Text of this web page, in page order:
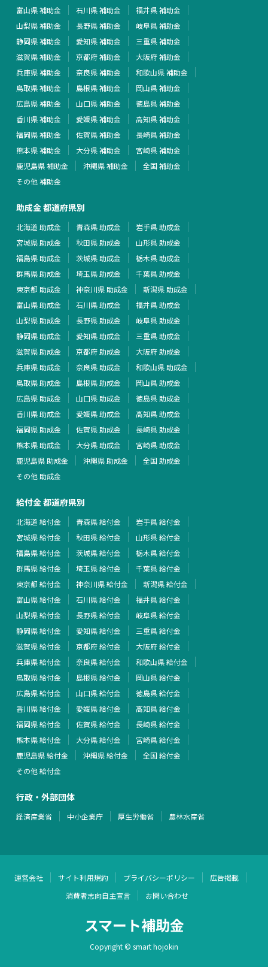
富山県 補助金
石川県 補助金
福井県 補助金
山梨県 補助金
長野県 補助金
岐阜県 補助金
静岡県 補助金
愛知県 補助金
三重県 補助金
滋賀県 補助金
京都府 補助金
大阪府 補助金
兵庫県 補助金
奈良県 補助金
和歌山県 補助金
鳥取県 補助金
島根県 補助金
岡山県 補助金
広島県 補助金
山口県 補助金
徳島県 補助金
香川県 補助金
愛媛県 補助金
高知県 補助金
福岡県 補助金
佐賀県 補助金
長崎県 補助金
熊本県 補助金
大分県 補助金
宮崎県 補助金
鹿児島県 補助金
沖縄県 補助金
全国 補助金
その他 補助金
助成金 都道府県別
北海道 助成金 青森県 助成金
岩手県 助成金
宮城県 助成金
秋田県 助成金
山形県 助成金
福島県 助成金
茨城県 助成金
栃木県 助成金
群馬県 助成金
埼玉県 助成金
千葉県 助成金
東京都 助成金
神奈川県 助成金
新潟県 助成金
富山県 助成金
石川県 助成金
福井県 助成金
山梨県 助成金
長野県 助成金
岐阜県 助成金
静岡県 助成金
愛知県 助成金
三重県 助成金
滋賀県 助成金
京都府 助成金
大阪府 助成金
兵庫県 助成金
奈良県 助成金
和歌山県 助成金
鳥取県 助成金
島根県 助成金
岡山県 助成金
広島県 助成金
山口県 助成金
徳島県 助成金
香川県 助成金
愛媛県 助成金
高知県 助成金
福岡県 助成金
佐賀県 助成金
長崎県 助成金
熊本県 助成金
大分県 助成金
宮崎県 助成金
鹿児島県 助成金
沖縄県 助成金
全国 助成金
その他 助成金
給付金 都道府県別
北海道 給付金 青森県 給付金
岩手県 給付金
宮城県 給付金
秋田県 給付金
山形県 給付金
福島県 給付金
茨城県 給付金
栃木県 給付金
群馬県 給付金
埼玉県 給付金
千葉県 給付金
東京都 給付金
神奈川県 給付金
新潟県 給付金
富山県 給付金
石川県 給付金
福井県 給付金
山梨県 給付金
長野県 給付金
岐阜県 給付金
静岡県 給付金
愛知県 給付金
三重県 給付金
滋賀県 給付金
京都府 給付金
大阪府 給付金
兵庫県 給付金
奈良県 給付金
和歌山県 給付金
鳥取県 給付金
島根県 給付金
岡山県 給付金
広島県 給付金
山口県 給付金
徳島県 給付金
香川県 給付金
愛媛県 給付金
高知県 給付金
福岡県 給付金
佐賀県 給付金
長崎県 給付金
熊本県 給付金
大分県 給付金
宮崎県 給付金
鹿児島県 給付金
沖縄県 給付金
全国 給付金
その他 給付金
行政・外部団体
経済産業省 中小企業庁 厚生労働省 農林水産省
運営会社 サイト利用規約 プライバシーポリシー
広告掲載
消費者志向自主宣言
お問い合わせ
スマート補助金
Copyright © smart hojokin